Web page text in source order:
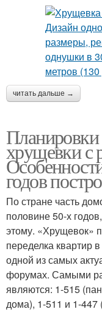
читать дальше →
хрущевки с
годов
По стране часть
половине 50-х
этому. «Хрущевок»
переделка квартир
одной из самых
форумах. Самыми
являются: 1-515
дома), 1-511 и 1-